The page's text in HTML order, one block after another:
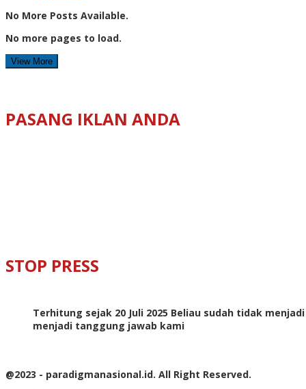
No More Posts Available.
No more pages to load.
View More
PASANG IKLAN ANDA
STOP PRESS
Terhitung sejak 20 Juli 2025 Beliau sudah tidak
menjadi tanggung jawab kami
@2023 - paradigmanasional.id. All Right Reserved.